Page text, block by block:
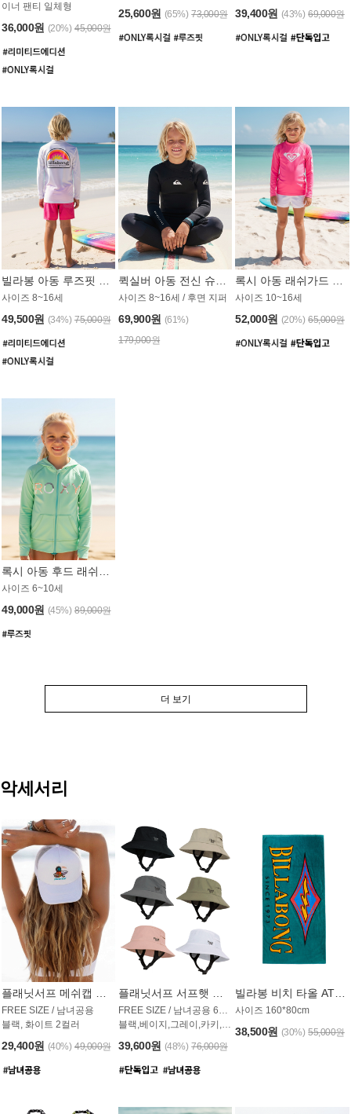
이너 팬티 일체형
36,000원 (20%) 45,000원
25,600원 (65%) 73,000원 39,400원 (43%) 69,000원
사이즈 8~16세
49,500원 (34%) 75,000원
사이즈 8~16세 / 후면 지퍼
69,900원 (61%)
179,000원
사이즈 10~16세
52,000원 (20%) 65,000원
록시 아동 후드 래쉬가드 GT764MRX
사이즈 6~10세
49,000원 (45%) 89,000원
더 보기
악세서리
FREE SIZE / 남녀공용
블랙, 화이트 2컬러
29,400원 (40%) 49,000원
블랙,베이지,그레이,카키,핑크,화이트
39,600원 (48%) 76,000원
사이즈 160*80cm
38,500원 (30%) 55,000원